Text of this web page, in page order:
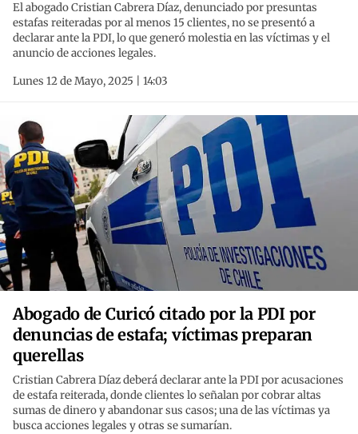
El abogado Cristian Cabrera Díaz, denunciado por presuntas
estafas reiteradas por al menos 15 clientes, no se presentó a
declarar ante la PDI, lo que generó molestia en las víctimas y el
anuncio de acciones legales.
Lunes 12 de Mayo, 2025 | 14:03
Abogado de Curicó citado por la PDI por
denuncias de estafa; víctimas preparan
querellas
Cristian Cabrera Díaz deberá declarar ante la PDI por acusaciones
de estafa reiterada, donde clientes lo señalan por cobrar altas
sumas de dinero y abandonar sus casos; una de las víctimas ya
busca acciones legales y otras se sumarían.